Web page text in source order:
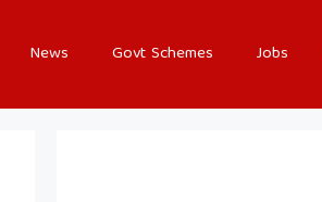
News Govt Schemes Jobs